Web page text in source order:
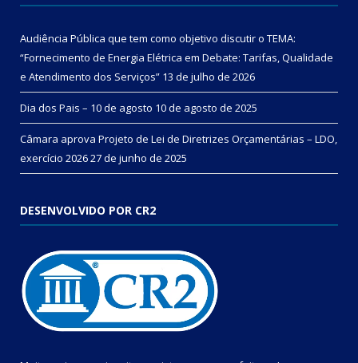
Audiência Pública que tem como objetivo discutir o TEMA:
“Fornecimento de Energia Elétrica em Debate: Tarifas, Qualidade
e Atendimento dos Serviços” 13 de julho de 2026
Dia dos Pais – 10 de agosto 10 de agosto de 2025
Câmara aprova Projeto de Lei de Diretrizes Orçamentárias – LDO,
exercício 202627 de junho de 2025
DESENVOLVIDO POR CR2